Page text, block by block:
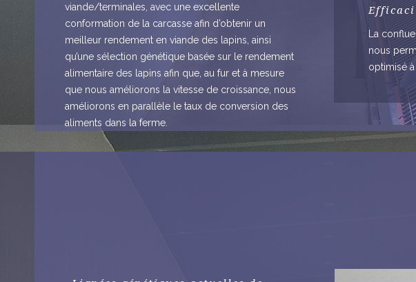
viande/terminales, avec une excellente
conformation de la carcasse afin d’obtenir un
meilleur rendement en viande des lapins, ainsi
qu’une sélection génétique basée sur le rendement
alimentaire des lapins afin que, au fur et à mesure
que nous améliorons la vitesse de croissance, nous
améliorons en parallèle le taux de conversion des
aliments dans la ferme.
La
nous
optimisé à